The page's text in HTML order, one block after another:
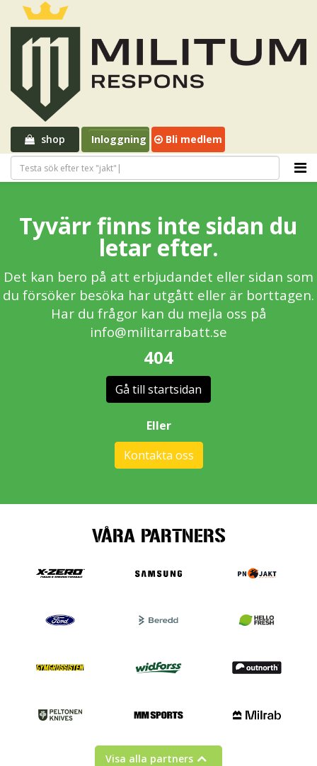
shop Inloggning Bli medlem
Tyvärr finns inte sidan du
letar efter.
Det kan bero på att erbjudandet eller sidan som
du försöker besöka har utgått eller är borttagen.
Har du frågor kan du mejla oss på
info@militarrabatt.se
404
Gå till startsidan
Eller
Kontakta oss
VÅRA PARTNERS
Visa alla partners